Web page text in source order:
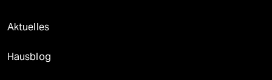
Aktuelles
Hausblog